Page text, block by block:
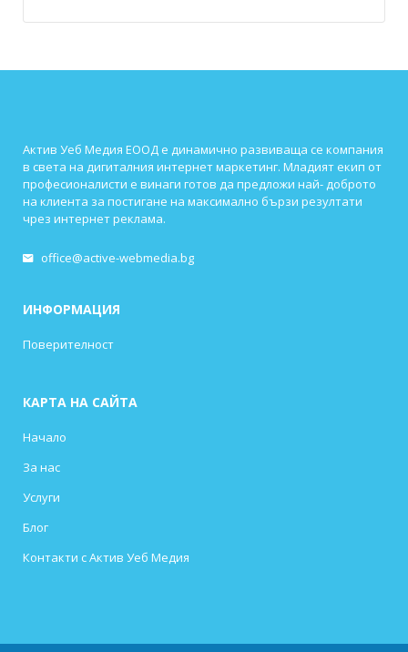
Актив Уеб Медия ЕООД е динамично развиваща се компания
в света на дигиталния интернет маркетинг. Младият екип от
професионалисти е винаги готов да предложи най- доброто
на клиента за постигане на максимално бързи резултати
чрез интернет реклама.
office@active-webmedia.bg
ИНФОРМАЦИЯ
Поверителност
КАРТА НА САЙТА
Начало
За нас
Услуги
Блог
Контакти с Актив Уеб Медия